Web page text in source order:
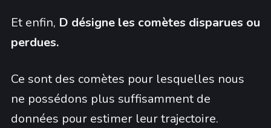
Et enfin, D désigne les comètes disparues ou
perdues.
Ce sont des comètes pour lesquelles nous
ne possédons plus suffisamment de
données pour estimer leur trajectoire.